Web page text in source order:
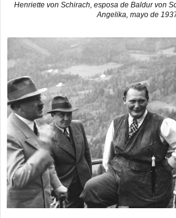
Henriette von Schirach, esposa de Baldur von
Angelika, mayo de